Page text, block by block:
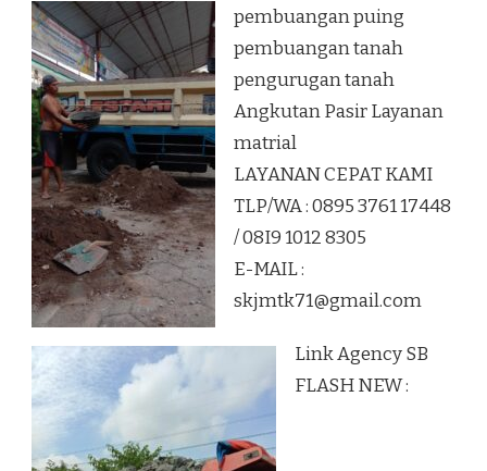
pembuangan puing
pembuangan tanah
pengurugan tanah
Angkutan Pasir Layanan
matrial
LAYANAN CEPAT KAMI
TLP/WA : 0895 3761 17448
/ 08I9 1012 8305
E-MAIL :
skjmtk71@gmail.com
Link Agency SB
FLASH NEW :